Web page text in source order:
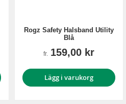
Rogz Safety Halsband Utility
Blå
fr. 159,00 kr
Lägg i varukorg